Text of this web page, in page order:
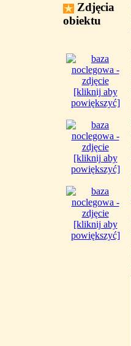
Zdjęcia
obiektu
[kliknij aby
powiększyć]
[kliknij aby
powiększyć]
[kliknij aby
powiększyć]